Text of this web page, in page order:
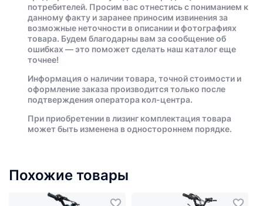
потребителей. Просим вас отнестись с пониманием к
данному факту и заранее приносим извинения за
возможные неточности в описании и фотографиях
товара. Будем благодарны вам за сообщение об
ошибках — это поможет сделать наш каталог еще
точнее!
Информация о наличии товара, точной стоимости и
оформление заказа производится только после
подтверждения оператора кол-центра.
При приобретении в лизинг комплектация товара
может быть изменена в одностороннем порядке.
Похожие товары